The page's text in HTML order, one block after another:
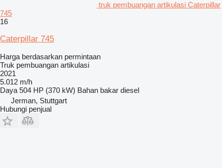
truk pembuangan artikulasi Caterpillar
745
16
Caterpillar 745
Harga berdasarkan permintaan
Truk pembuangan artikulasi
2021
5.012 m/h
Daya 504 HP (370 kW) Bahan bakar diesel
Jerman, Stuttgart
Hubungi penjual